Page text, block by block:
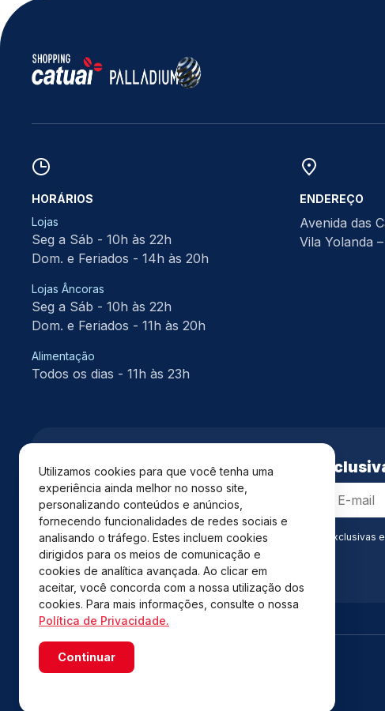
Utilizamos cookies para que você tenha uma
experiência ainda melhor no nosso site,
personalizando conteúdos e anúncios,
fornecendo funcionalidades de redes sociais e
analisando o tráfego. Estes incluem cookies
dirigidos para os meios de comunicação e
cookies de analítica avançada. Ao clicar em
aceitar, você concorda com a nossa utilização dos
cookies. Para mais informações, consulte o nossa
Política de Privacidade.
Continuar
HORÁRIOS
Lojas
Seg a Sáb - 10h às 22h
Dom. e Feriados - 14h às 20h
Lojas Âncoras
Seg a Sáb - 10h às 22h
Dom. e Feriados - 11h às 20h
Alimentação
Todos os dias - 11h às 23h
ENDEREÇO
Avenida das
Vila Yolanda
Cadastre-se e recebavantagens
Ao se cadastrar você confirma em receber informações exclusivas
Privacidade.*